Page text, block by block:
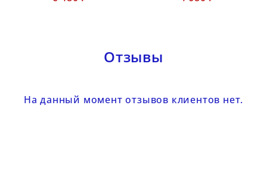
Отзывы
На данный момент отзывов клиентов нет.